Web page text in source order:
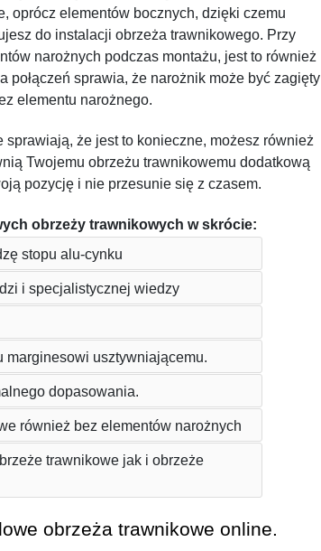
oprócz elementów bocznych, dzięki czemu
do instalacji obrzeża trawnikowego. Przy
narożnych podczas montażu, jest to również
sprawia, że narożnik może być zagięty
elementu narożnego.
że jest to konieczne, możesz również
Twojemu obrzeżu trawnikowemu dodatkową
pozycję i nie przesunie się z czasem.
obrzeży trawnikowych w skrócie:
stopu alu-cynku
i specjalistycznej wiedzy
marginesowi usztywniającemu.
dopasowania.
również bez elementów narożnych
trawnikowe jak i obrzeże
obrzeża trawnikowe online.